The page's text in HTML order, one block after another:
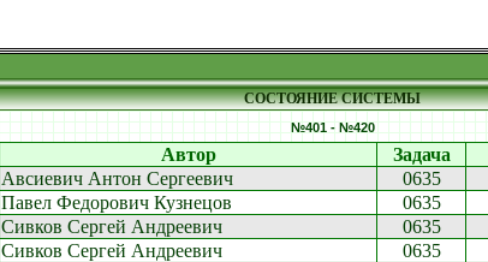
СОСТОЯНИЕ СИСТЕМЫ
№401 - №420
Автор Задача
Авсиевич Антон Сергеевич 0635
Павел Федорович Кузнецов 0635
Сивков Сергей Андреевич 0635
Сивков Сергей Андреевич 0635